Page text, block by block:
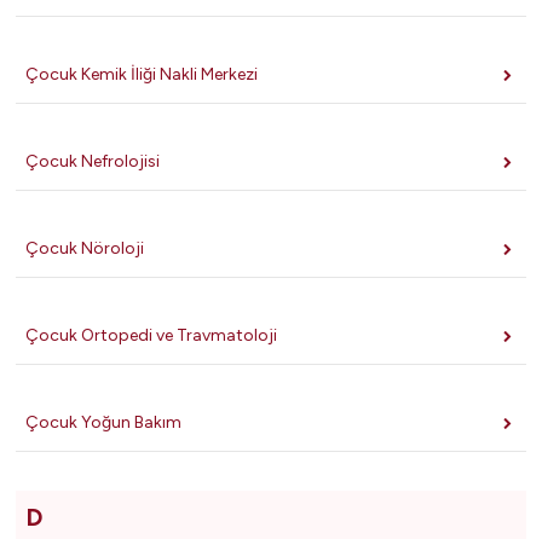
Çocuk Kemik İliği Nakli Merkezi
Çocuk Nefrolojisi
Çocuk Nöroloji
Çocuk Ortopedi ve Travmatoloji
Çocuk Yoğun Bakım
D